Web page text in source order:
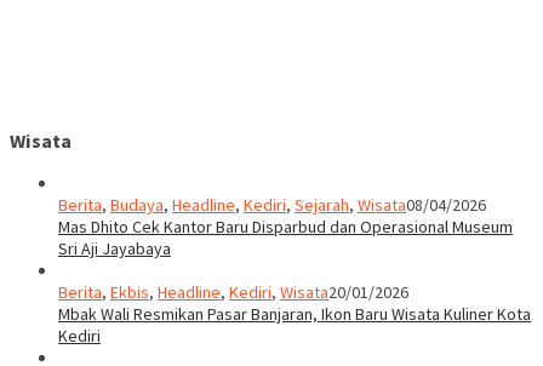
Wisata
Berita, Budaya, Headline, Kediri, Sejarah, Wisata08/04/2026
Mas Dhito Cek Kantor Baru Disparbud dan Operasional Museum
Sri Aji Jayabaya
Berita, Ekbis, Headline, Kediri, Wisata20/01/2026
Mbak Wali Resmikan Pasar Banjaran, Ikon Baru Wisata Kuliner Kota
Kediri